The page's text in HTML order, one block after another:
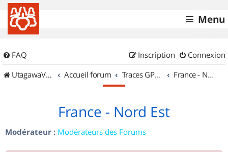
Menu
FAQ Connexion
Inscription
UtagawaVTT (Randos VTT et VTTAE avec traces GPS)
Accueil forum Traces GPS de randos VTT France - Nord Est
France - Nord Est
Modérateur : Modérateurs des Forums